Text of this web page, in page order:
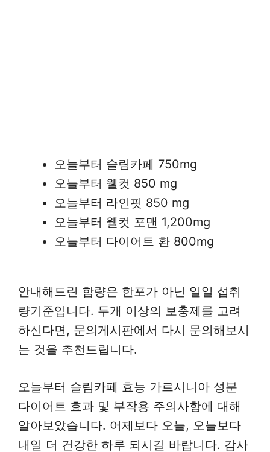
오늘부터 슬림카페 750mg
오늘부터 웰컷 850 mg
오늘부터 라인핏 850 mg
오늘부터 웰컷 포맨 1,200mg
오늘부터 다이어트 환 800mg
안내해드린 함량은 한포가 아닌 일일 섭취
량기준입니다. 두개 이상의 보충제를 고려
하신다면, 문의게시판에서 다시 문의해보시
는 것을 추천드립니다.
오늘부터 슬림카페 효능 가르시니아 성분
다이어트 효과 및 부작용 주의사항에 대해
알아보았습니다. 어제보다 오늘, 오늘보다
내일 더 건강한 하루 되시길 바랍니다. 감사